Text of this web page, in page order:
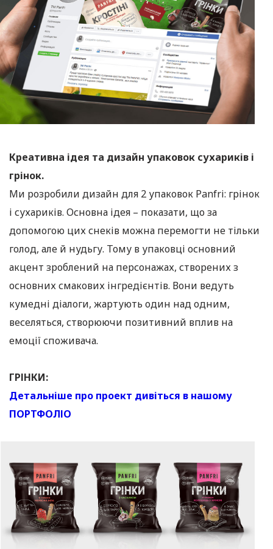
Креативна ідея та дизайн упаковок сухариків і
грінок.
Ми розробили дизайн для 2 упаковок Panfri: грінок
і сухариків. Основна ідея – показати, що за
допомогою цих снеків можна перемогти не тільки
голод, але й нудьгу. Тому в упаковці основний
акцент зроблений на персонажах, створених з
основних смакових інгредієнтів. Вони ведуть
кумедні діалоги, жартують один над одним,
веселяться, створюючи позитивний вплив на
емоції споживача.
ГРІНКИ:
Детальніше про проект дивіться в нашому
ПОРТФОЛІО